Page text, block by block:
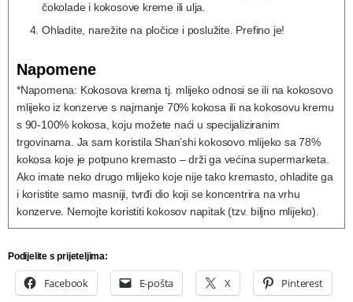
čokolade i kokosove kreme ili ulja.
Ohladite, narežite na pločice i poslužite. Prefino je!
Napomene
*Napomena: Kokosova krema tj. mlijeko odnosi se ili na kokosovo
mlijeko iz konzerve s najmanje 70% kokosa ili na kokosovu kremu
s 90-100% kokosa, koju možete naći u specijaliziranim
trgovinama. Ja sam koristila Shan’shi kokosovo mlijeko sa 78%
kokosa koje je potpuno kremasto – drži ga većina supermarketa.
Ako imate neko drugo mlijeko koje nije tako kremasto, ohladite ga
i koristite samo masniji, tvrđi dio koji se koncentrira na vrhu
konzerve. Nemojte koristiti kokosov napitak (tzv. biljno mlijeko).
Podijelite s prijeteljima:
Facebook E-pošta X Pinterest